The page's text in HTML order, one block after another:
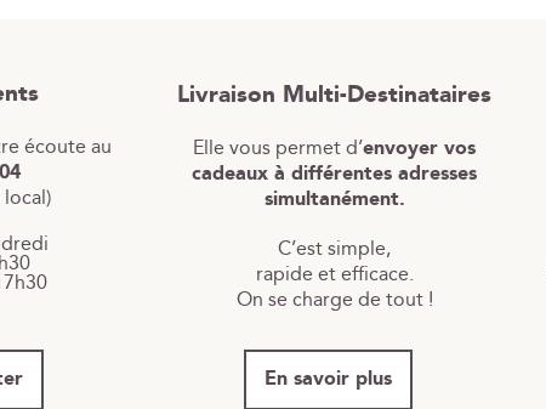
écoute au
Livraison Multi-Destinataires
Elle vous permet d’envoyer vos
cadeaux à différentes adresses
simultanément.
C’est simple,
rapide et efficace.
On se charge de tout !
En savoir plus